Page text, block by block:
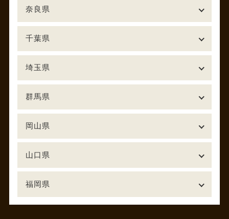
奈良県
千葉県
埼玉県
群馬県
岡山県
山口県
福岡県